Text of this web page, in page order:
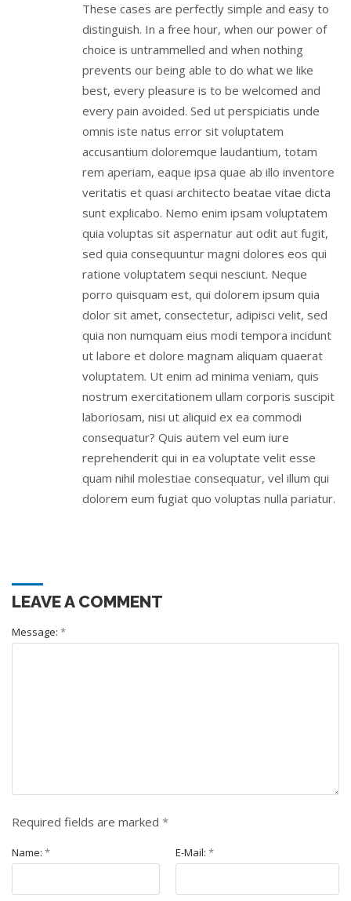
These cases are perfectly simple and easy to
distinguish. In a free hour, when our power of
choice is untrammelled and when nothing
prevents our being able to do what we like
best, every pleasure is to be welcomed and
every pain avoided. Sed ut perspiciatis unde
omnis iste natus error sit voluptatem
accusantium doloremque laudantium, totam
rem aperiam, eaque ipsa quae ab illo inventore
veritatis et quasi architecto beatae vitae dicta
sunt explicabo. Nemo enim ipsam voluptatem
quia voluptas sit aspernatur aut odit aut fugit,
sed quia consequuntur magni dolores eos qui
ratione voluptatem sequi nesciunt. Neque
porro quisquam est, qui dolorem ipsum quia
dolor sit amet, consectetur, adipisci velit, sed
quia non numquam eius modi tempora incidunt
ut labore et dolore magnam aliquam quaerat
voluptatem. Ut enim ad minima veniam, quis
nostrum exercitationem ullam corporis suscipit
laboriosam, nisi ut aliquid ex ea commodi
consequatur? Quis autem vel eum iure
reprehenderit qui in ea voluptate velit esse
quam nihil molestiae consequatur, vel illum qui
dolorem eum fugiat quo voluptas nulla pariatur.
LEAVE A COMMENT
Message: *
Required fields are marked *
Name: * E-Mail: *